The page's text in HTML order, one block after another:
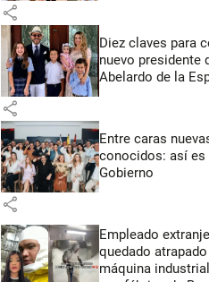
share
Diez claves para
nuevo presidente
Abelardo de la
share
Entre caras
conocidos: así es
Gobierno
share
Empleado
quedado
máquina